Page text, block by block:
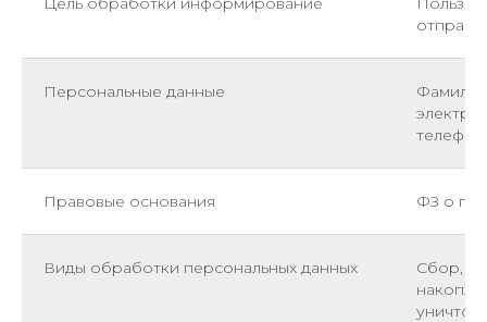
Персональные данные
Правовые основания ФЗ о
Виды обработки персональных данных
Сбор,